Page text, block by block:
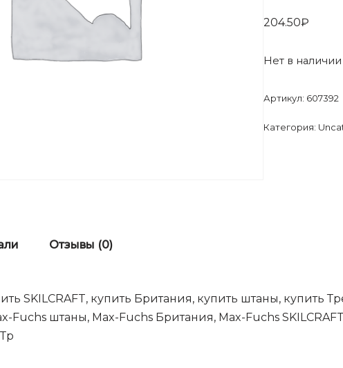
204.50₽
Нет в наличии
Артикул: 607392
Категория:
Отзывы (0)
SKILCRAFT, купить Британия, купить штаны, купить
Fuchs штаны, Max-Fuchs Британия, Max-Fuchs